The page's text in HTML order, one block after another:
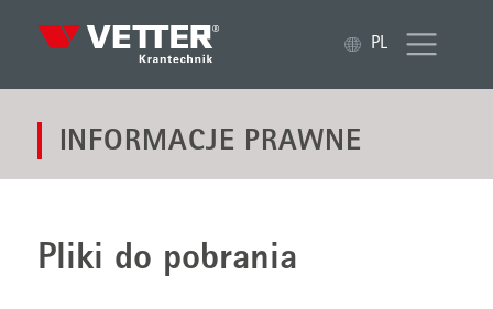
PL
INFORMACJE PRAWNE
Pliki do pobrania